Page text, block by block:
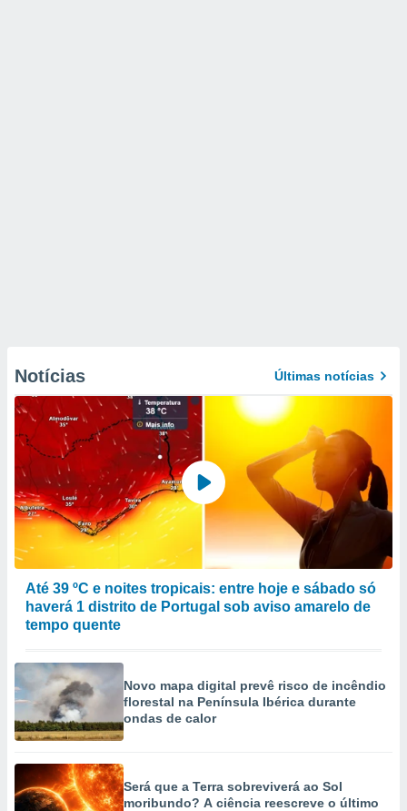
Notícias Últimas notícias
Até 39 ºC e noites tropicais: entre hoje e sábado só
haverá 1 distrito de Portugal sob aviso amarelo de
tempo quente
Novo mapa digital prevê risco de incêndio
florestal na Península Ibérica durante
ondas de calor
Será que a Terra sobreviverá ao Sol
moribundo? A ciência reescreve o último